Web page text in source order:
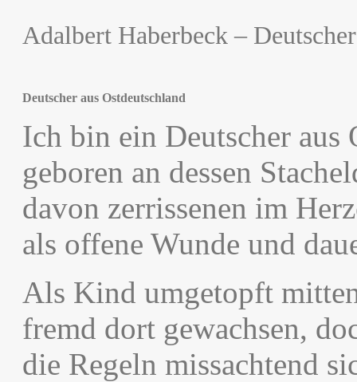
Adalbert Haberbeck –
Deutscher aus Ostdeutschland
Ich bin ein Deutscher aus
geboren an dessen
davon zerrissenen im
als offene Wunde und
Als Kind umgetopft
fremd dort gewachsen,
die Regeln missachtend